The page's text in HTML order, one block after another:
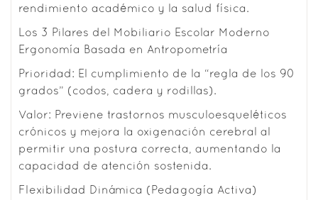
rendimiento académico y la salud física.
Los 3 Pilares del Mobiliario Escolar Moderno
Ergonomía Basada en Antropometría
Prioridad: El cumplimiento de la “regla de los 90
grados” (codos, cadera y rodillas).
Valor: Previene trastornos musculoesqueléticos
crónicos y mejora la oxigenación cerebral al
permitir una postura correcta, aumentando la
capacidad de atención sostenida.
Flexibilidad Dinámica (Pedagogía Activa)